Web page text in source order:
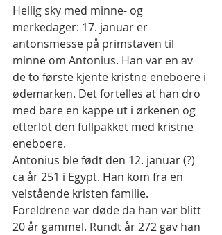
Hellig sky med minne- og
merkedager: 17. januar er
antonsmesse på primstaven til
minne om Antonius. Han var en av
de to første kjente kristne eneboere i
ødemarken. Det fortelles at han dro
med bare en kappe ut i ørkenen og
etterlot den fullpakket med kristne
eneboere.
Antonius ble født den 12. januar (?)
ca år 251 i Egypt. Han kom fra en
velstående kristen familie.
Foreldrene var døde da han var blitt
20 år gammel. Rundt år 272 gav han